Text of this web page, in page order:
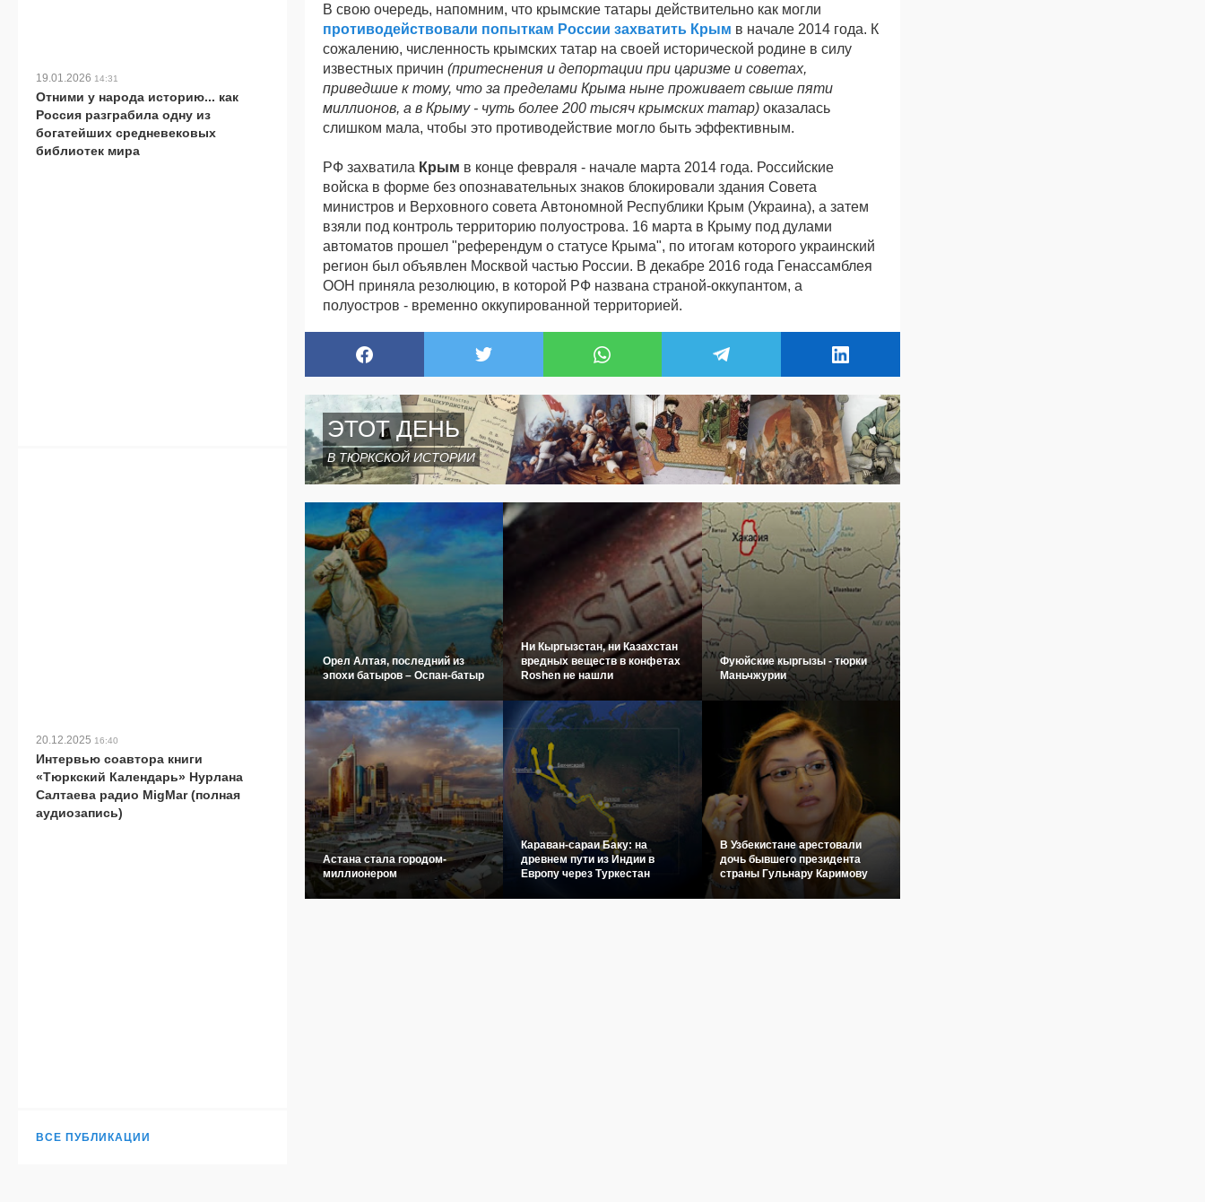
В свою очередь, напомним, что крымские татары действительно как могли
противодействовали попыткам России захватить Крым в начале 2014 года. К
сожалению, численность крымских татар на своей исторической родине в силу
известных причин (притеснения и депортации при царизме и советах,
приведшие к тому, что за пределами Крыма ныне проживает свыше пяти
миллионов, а в Крыму - чуть более 200 тысяч крымских татар) оказалась
слишком мала, чтобы это противодействие могло быть эффективным.
РФ захватила Крым в конце февраля - начале марта 2014 года. Российские
войска в форме без опознавательных знаков блокировали здания Совета
министров и Верховного совета Автономной Республики Крым (Украина), а затем
взяли под контроль территорию полуострова. 16 марта в Крыму под дулами
автоматов прошел "референдум о статусе Крыма", по итогам которого украинский
регион был объявлен Москвой частью России. В декабре 2016 года Генассамблея
ООН приняла резолюцию, в которой РФ названа страной-оккупантом, а
полуостров - временно оккупированной территорией.
ЭТОТ ДЕНЬ
В ТЮРКСКОЙ ИСТОРИИ
Орел Алтая, последний из
эпохи батыров – Оспан-батыр
Ни Кыргызстан, ни Казахстан
вредных веществ в конфетах
Roshen не нашли
Фуюйские кыргызы - тюрки
Маньчжурии
Астана стала городом-
миллионером
Караван-сараи Баку: на
древнем пути из Индии в
Европу через Туркестан
В Узбекистане арестовали
дочь бывшего президента
страны Гульнару Каримову
19.01.2026 14:31
Отними у народа историю... как
Россия разграбила одну из
богатейших средневековых
библиотек мира
20.12.2025 16:40
Интервью соавтора книги
«Тюркский Календарь» Нурлана
Салтаева радио MigMar (полная
аудиозапись)
ВСЕ ПУБЛИКАЦИИ